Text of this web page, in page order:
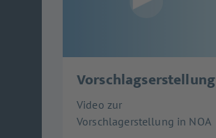
Vorschlagserstellung
Video zur
Vorschlagerstellung in NOA